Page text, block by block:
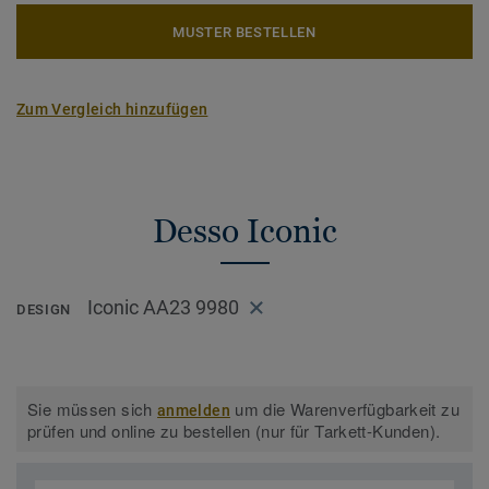
MUSTER BESTELLEN
Zum Vergleich hinzufügen
Desso Iconic
DESIGN Iconic AA23 9980
Sie müssen sichanmelden um die Warenverfügbarkeit zu
prüfen und online zu bestellen (nur für Tarkett-Kunden).